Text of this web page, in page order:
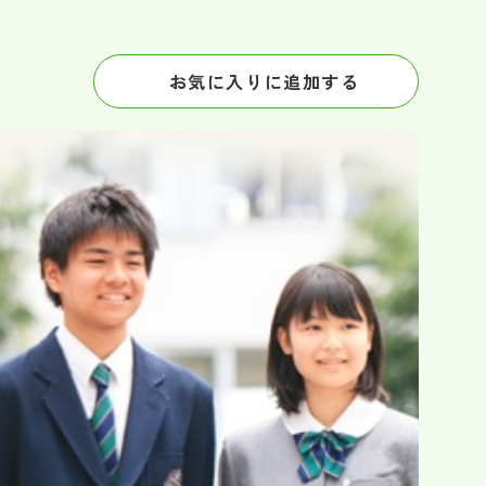
お気に入りに追加する